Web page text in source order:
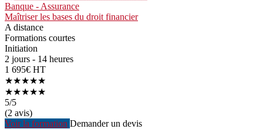
Banque - Assurance
Maîtriser les bases du droit financier
A distance
Formations courtes
Initiation
2 jours - 14 heures
1 695€ HT
★★★★★
★★★★★
5/5
(2 avis)
Voir la formation Demander un devis